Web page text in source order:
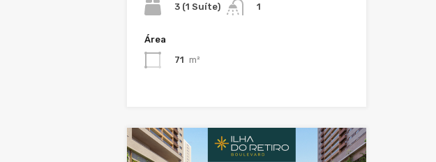
3 (1 Suíte)
1
Área
71 m²